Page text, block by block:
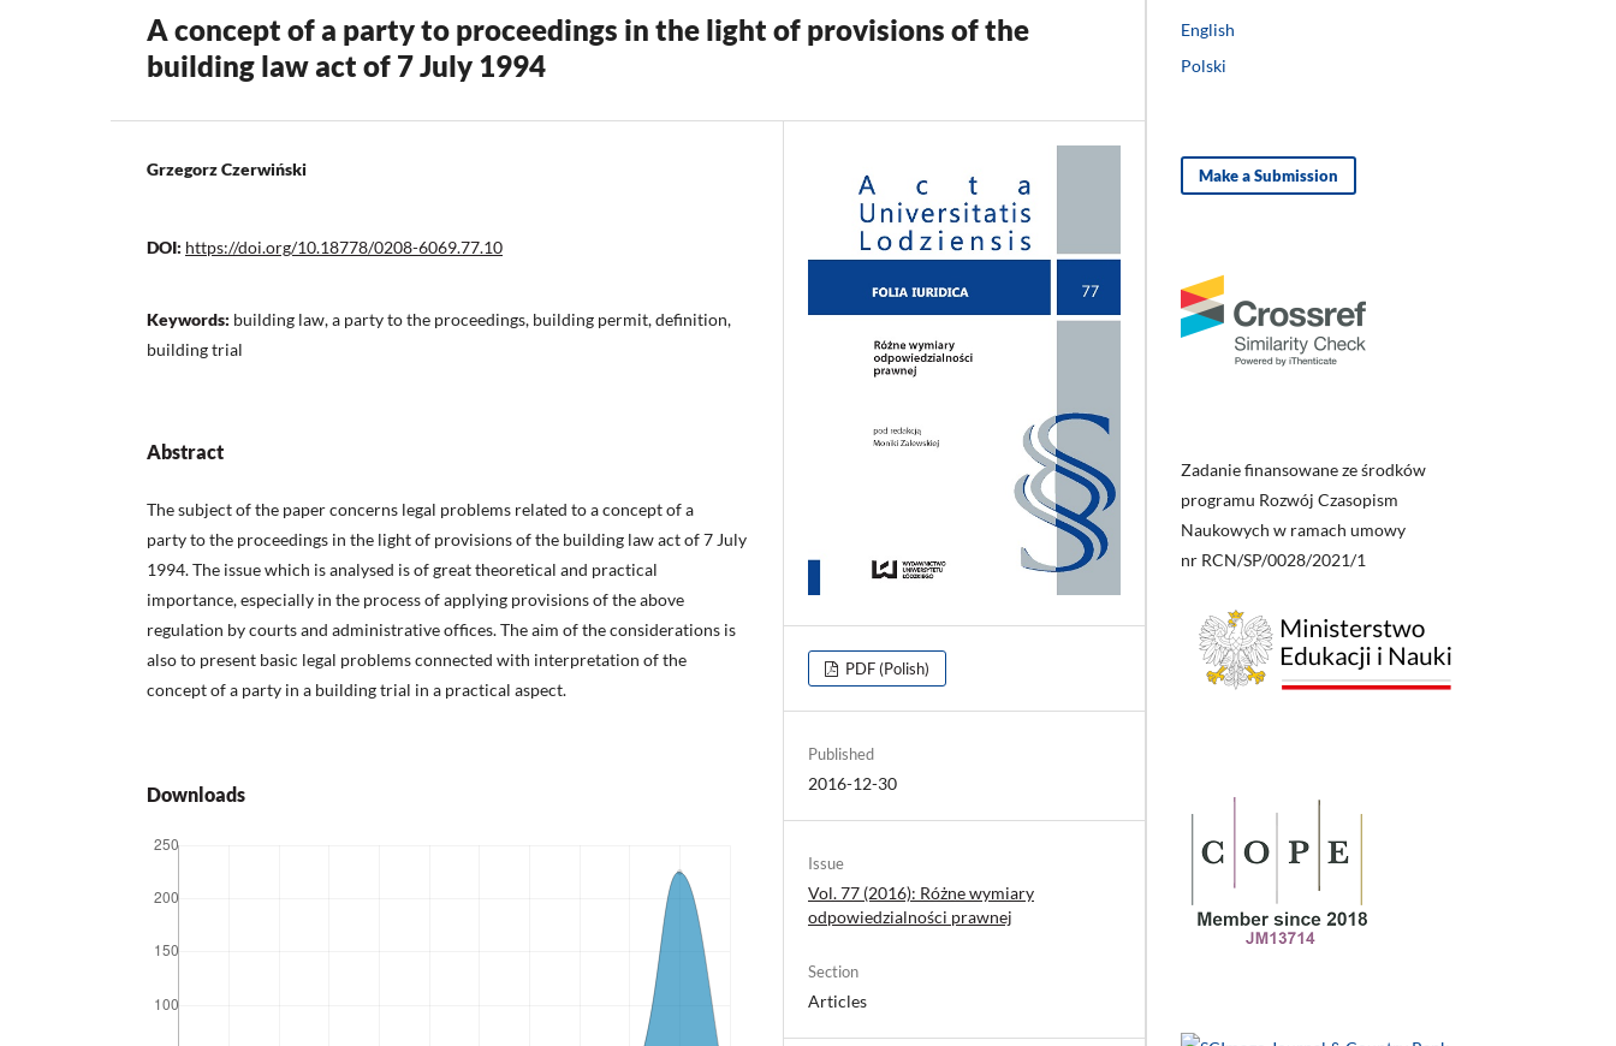
A concept of a party to proceedings in the light of provisions of the
building law act of 7 July 1994
Grzegorz Czerwiński
DOI: https://doi.org/10.18778/0208-6069.77.10
Keywords: building law, a party to the proceedings, building permit, definition,
building trial
Abstract
The subject of the paper concerns legal problems related to a concept of a
party to the proceedings in the light of provisions of the building law act of 7 July
1994. The issue which is analysed is of great theoretical and practical
importance, especially in the process of applying provisions of the above
regulation by courts and administrative offices. The aim of the considerations is
also to present basic legal problems connected with interpretation of the
concept of a party in a building trial in a practical aspect.
Downloads
PDF (Polish)
Published
2016-12-30
Issue
Vol. 77 (2016): Różne wymiary
odpowiedzialności prawnej
Section
Articles
English
Polski
Make a Submission
Zadanie finansowane ze środków
programu Rozwój Czasopism
Naukowych w ramach umowy
nr RCN/SP/0028/2021/1